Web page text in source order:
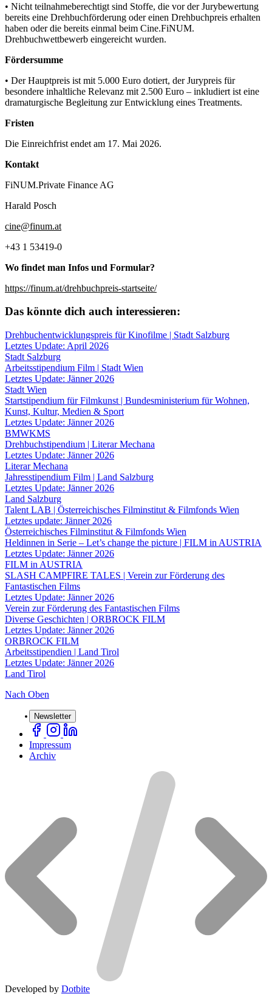
• Nicht teilnahmeberechtigt sind Stoffe, die vor der Jurybewertung
bereits eine Drehbuchförderung oder einen Drehbuchpreis erhalten
haben oder die bereits einmal beim Cine.FiNUM.
Drehbuchwettbewerb eingereicht wurden.
Fördersumme
• Der Hauptpreis ist mit 5.000 Euro dotiert, der Jurypreis für
besondere inhaltliche Relevanz mit 2.500 Euro – inkludiert ist eine
dramaturgische Begleitung zur Entwicklung eines Treatments.
Fristen
Die Einreichfrist endet am 17. Mai 2026.
Kontakt
FiNUM.Private Finance AG
Harald Posch
cine@finum.at
+43 1 53419-0
Wo findet man Infos und Formular?
https://finum.at/drehbuchpreis-startseite/
Das könnte dich auch interessieren:
Drehbuchentwicklungspreis für Kinofilme | Stadt Salzburg
Letztes Update: April 2026
Stadt Salzburg
Arbeitsstipendium Film | Stadt Wien
Letztes Update: Jänner 2026
Stadt Wien
Startstipendium für Filmkunst | Bundesministerium für Wohnen,
Kunst, Kultur, Medien & Sport
Letztes Update: Jänner 2026
BMWKMS
Drehbuchstipendium | Literar Mechana
Letztes Update: Jänner 2026
Literar Mechana
Jahresstipendium Film | Land Salzburg
Letztes Update: Jänner 2026
Land Salzburg
Talent LAB | Österreichisches Filminstitut & Filmfonds Wien
Letztes update: Jänner 2026
Österreichisches Filminstitut & Filmfonds Wien
Heldinnen in Serie – Let’s change the picture | FILM in AUSTRIA
Letztes Update: Jänner 2026
FILM in AUSTRIA
SLASH CAMPFIRE TALES | Verein zur Förderung des
Fantastischen Films
Letztes Update: Jänner 2026
Verein zur Förderung des Fantastischen Films
Diverse Geschichten | ORBROCK FILM
Letztes Update: Jänner 2026
ORBROCK FILM
Arbeitsstipendien | Land Tirol
Letztes Update: Jänner 2026
Land Tirol
Nach Oben
Newsletter
Impressum
Archiv
Developed by Dotbite